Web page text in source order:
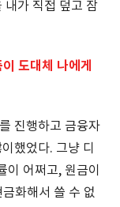
내가 직접 덮고 잠
도대체 나에게
진행하고 금융자
했었다. 그냥 디
어쩌고, 원금이
화해서 쓸 수 없